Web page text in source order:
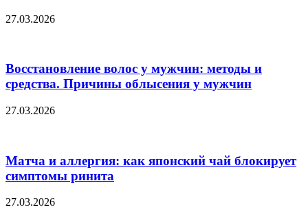
27.03.2026
Восстановление волос у мужчин: методы и
средства. Причины облысения у мужчин
27.03.2026
Матча и аллергия: как японский чай блокирует
симптомы ринита
27.03.2026